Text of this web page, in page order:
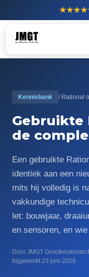
Kennisbank / Rational
Gebruikte
de
Een gebruikte
identiek aan een
mits hij volledig is
vakkundige
let: bouwjaar,
en sensoren, en
Door JMGT
bijgewerkt 23 juni 2026